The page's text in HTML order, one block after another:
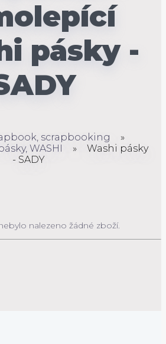
scrapbooking
»
WASHI
»
Washi pásky
- SADY
pásky -
nalezeno žádné zboží.